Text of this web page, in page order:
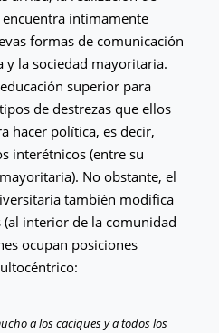
íntimamente
formas de comunicación
y la sociedad mayoritaria.
superior para
de destrezas que ellos
hacer política, es decir,
interétnicos (entre su
No obstante, el
también modifica
interior de la comunidad
ocupan posiciones
a los caciques y a todos los